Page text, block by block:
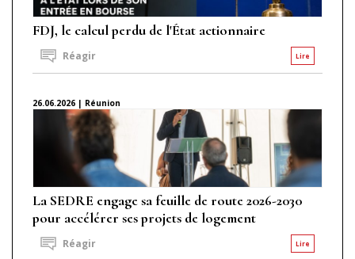
FDJ, le calcul perdu de l'État actionnaire
Lire
Réagir
26.06.2026 | Réunion
La SEDRE engage sa feuille de route 2026-2030
pour accélérer ses projets de logement
Lire
Réagir